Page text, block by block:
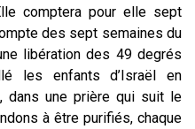
comptera pour elle sept
des sept semaines du
libération des 49 degrés
les enfants d’Israël en
dans une prière qui suit le
à être purifiés, chaque